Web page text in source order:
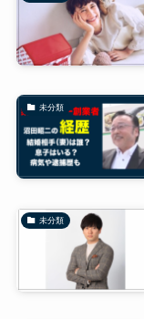
未分類
未分類